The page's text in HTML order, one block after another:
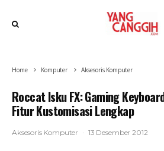
Home Komputer Aksesoris Komputer
Roccat Isku FX: Gaming
Fitur Kustomisasi Lengkap
Aksesoris Komputer · 13 Desember 2012